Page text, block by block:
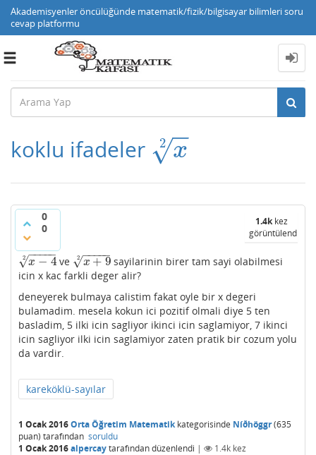
Akademisyenler öncülüğünde matematik/fizik/bilgisayar bilimleri soru
cevap platformu
Toggle
koklu ifadeler x
−
−
√
2
x2
0
0
1.4kkez
görüntülendi
x − 4
− −
−−−
√
2
x−4 2 ve x +9
− −
−−−
√
2
x+92
sayilarinin birer tam sayi olabilmesi
icin x kac farkli deger alir?
deneyerek bulmaya calistim fakat oyle bir x degeri
bulamadim. mesela kokun ici pozitif olmali diye 5 ten
basladim, 5 ilki icin sagliyor ikinci icin saglamiyor, 7 ikinci
icin sagliyor ilki icin saglamiyor zaten pratik bir cozum yolu
da vardir.
kareköklü-sayılar
1 Ocak 2016Orta Öğretim Matematikkategorisinde Níðhöggr(635
puan) tarafından soruldu
1 Ocak 2016alpercaytarafındandüzenlendi | 1.4k kez